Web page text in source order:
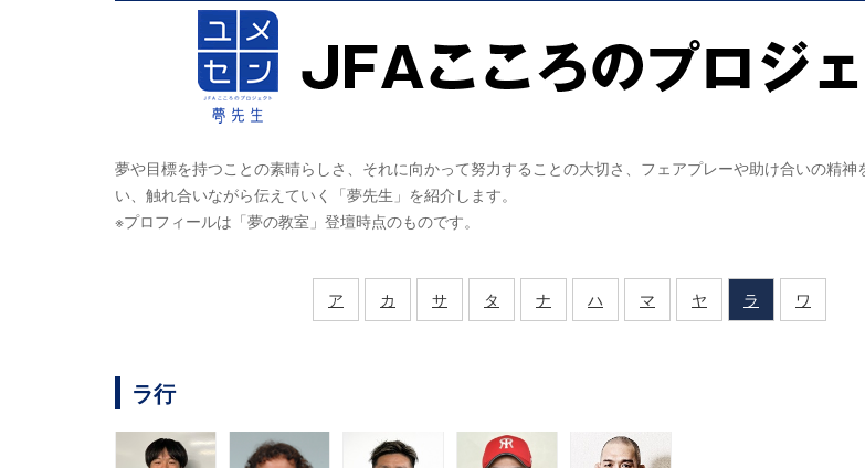
夢や目標を持つことの素晴らしさ、それに向かって努力することの大切さ、フェアプレーや助け合いの精神
い、触れ合いながら伝えていく「夢先生」を紹介します。
※プロフィールは「夢の教室」登壇時点のものです。
ア カ サ タ ナ ハ マ ヤ ラ ワ
ラ行